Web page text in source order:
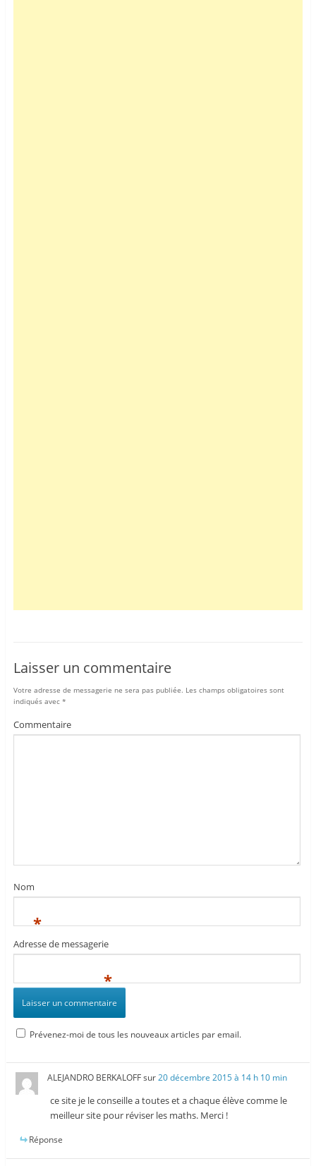
Laisser un commentaire
Votre adresse de messagerie ne sera pas publiée. Les champs obligatoires sont
indiqués avec *
Commentaire
Nom
*
Adresse de messagerie
*
Prévenez-moi de tous les nouveaux articles par email.
ALEJANDRO BERKALOFFsur20 décembre 2015 à 14 h 10 min
ce site je le conseille a toutes et a chaque élève comme le
meilleur site pour réviser les maths. Merci !
Réponse